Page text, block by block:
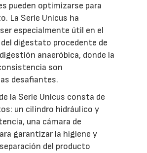
pueden optimizarse para
La Serie Unicus ha
especialmente útil en el
digestato procedente de
anaeróbica, donde la
son
desafiantes.
la Serie Unicus consta de
un cilindro hidráulico y
una cámara de
garantizar la higiene y
del producto